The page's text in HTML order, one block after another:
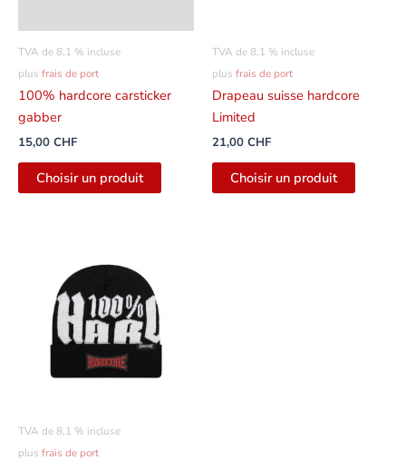
TVA de 8,1 % incluse
plus frais de port
100% hardcore carsticker
gabber
15,00 CHF
Choisir un produit
TVA de 8,1 % incluse
plus frais de port
Drapeau suisse hardcore
Limited
21,00 CHF
Choisir un produit
TVA de 8,1 % incluse
plus frais de port